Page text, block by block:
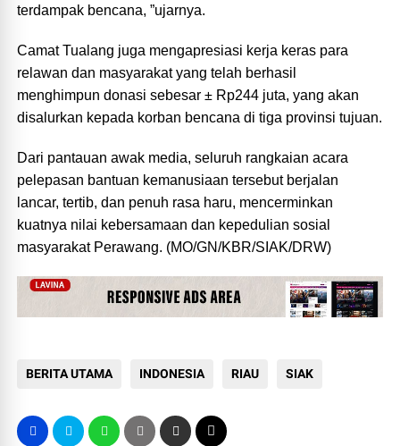
terdampak bencana, ”ujarnya.
Camat Tualang juga mengapresiasi kerja keras para
relawan dan masyarakat yang telah berhasil
menghimpun donasi sebesar ± Rp244 juta, yang akan
disalurkan kepada korban bencana di tiga provinsi tujuan.
Dari pantauan awak media, seluruh rangkaian acara
pelepasan bantuan kemanusiaan tersebut berjalan
lancar, tertib, dan penuh rasa haru, mencerminkan
kuatnya nilai kebersamaan dan kepedulian sosial
masyarakat Perawang. (MO/GN/KBR/SIAK/DRW)
BERITA UTAMA INDONESIA RIAU SIAK